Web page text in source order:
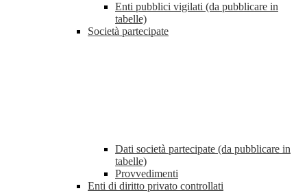
Enti pubblici vigilati (da pubblicare in
tabelle)
Società partecipate
Dati società partecipate (da pubblicare in
tabelle)
Provvedimenti
Enti di diritto privato controllati